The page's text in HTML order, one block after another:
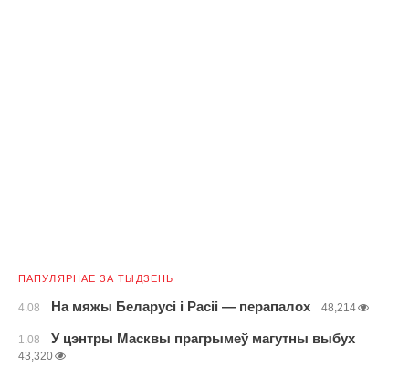
ПАПУЛЯРНАЕ ЗА ТЫДЗЕНЬ
4.08 На мяжы Беларусі і Расіі — перапалох 48,214
1.08 У цэнтры Масквы прагрымеў магутны выбух
43,320